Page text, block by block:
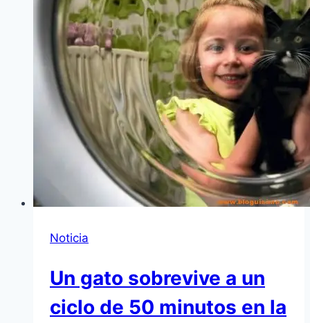
Noticia
Un gato sobrevive a un
ciclo de 50 minutos en la